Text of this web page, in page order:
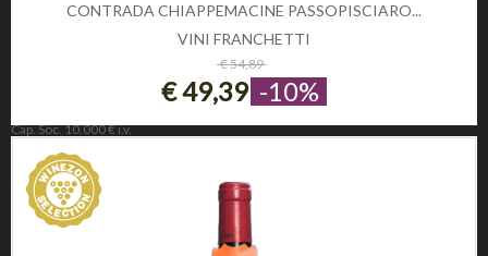
ESAURITO
CONTRADA CHIAPPEMACINE PASSOPISCIARO...
VINI FRANCHETTI
€ 54,89
€ 49,39 -10%
Cap. Soc. 10.000 € i.v.
REA 221190
INFORMAZIONE
Privacy e Cookie Policy